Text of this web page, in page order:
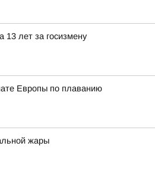
13 лет за госизмену
Европы по плаванию
жары